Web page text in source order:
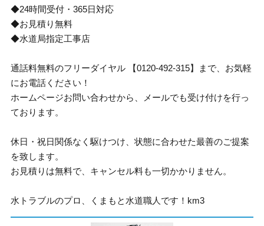
◆24時間受付・365日対応
◆お見積り無料
◆水道局指定工事店
通話料無料のフリーダイヤル 【0120-492-315】まで、お気軽
にお電話ください！
ホームページお問い合わせから、メールでも受け付けを行っ
ております。
休日・祝日関係なく駆けつけ、状態に合わせた最善のご提案
を致します。
お見積りは無料で、キャンセル料も一切かかりません。
水トラブルのプロ、くまもと水道職人です！km3